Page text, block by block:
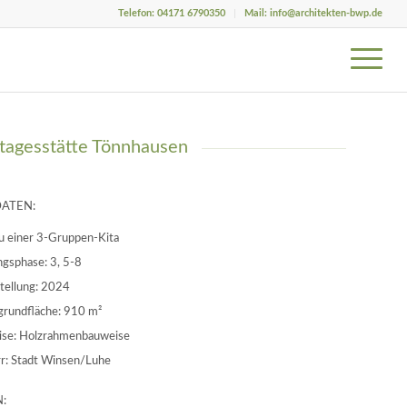
Telefon: 04171 6790350 Mail: info@architekten-bwp.de
Tönnhausen
einer 3-Gruppen-Kita
3, 5-8
2024
910 m²
Holzrahmenbauweise
Stadt Winsen/Luhe